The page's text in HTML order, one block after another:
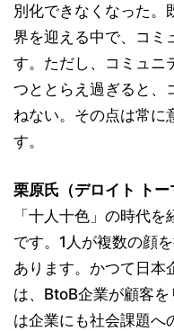
別化できなくなった。
界を迎える中で、コミ
す。ただし、コミュニ
つととらえ過ぎると、
ねない。その点は常に
す。
栗原氏（デロイト トー
「十人十色」の時代
です。1人が複数の顔
あります。かつて日本
は、BtoB企業が顧客
は企業にも社会課題へ